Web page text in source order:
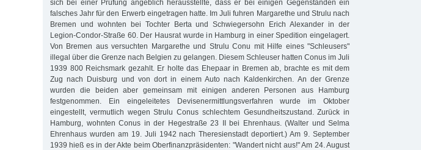
sich bei einer Prüfung angeblich herausstellte, dass er bei einigen Gegenständen ein
falsches Jahr für den Erwerb eingetragen hatte. Im Juli fuhren Margarethe und Strulu nach
Bremen und wohnten bei Tochter Berta und Schwiegersohn Erich Alexander in der
Legion-Condor-Straße 60. Der Hausrat wurde in Hamburg in einer Spedition eingelagert.
Von Bremen aus versuchten Margarethe und Strulu Conu mit Hilfe eines "Schleusers"
illegal über die Grenze nach Belgien zu gelangen. Diesem Schleuser hatten Conus im Juli
1939 800 Reichsmark gezahlt. Er holte das Ehepaar in Bremen ab, brachte es mit dem
Zug nach Duisburg und von dort in einem Auto nach Kaldenkirchen. An der Grenze
wurden die beiden aber gemeinsam mit einigen anderen Personen aus Hamburg
festgenommen. Ein eingeleitetes Devisenermittlungsverfahren wurde im Oktober
eingestellt, vermutlich wegen Strulu Conus schlechtem Gesundheitszustand. Zurück in
Hamburg, wohnten Conus in der Hegestraße 23 II bei Ehrenhaus. (Walter und Selma
Ehrenhaus wurden am 19. Juli 1942 nach Theresienstadt deportiert.) Am 9. September
1939 hieß es in der Akte beim Oberfinanzpräsidenten: "Wandert nicht aus!" Am 24. August